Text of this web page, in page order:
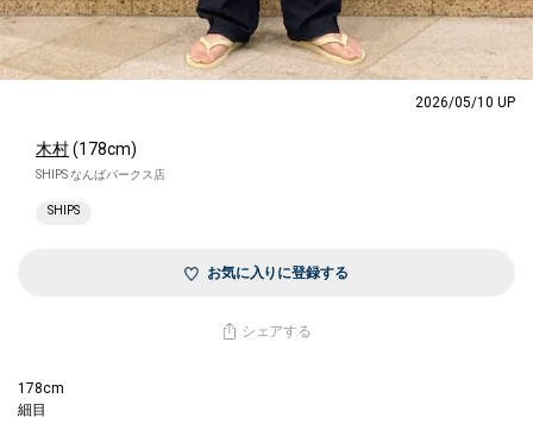
2026/05/10 UP
木村(178cm)
SHIPS なんばパークス店
SHIPS
お気に入りに登録する
シェアする
178cm
細目